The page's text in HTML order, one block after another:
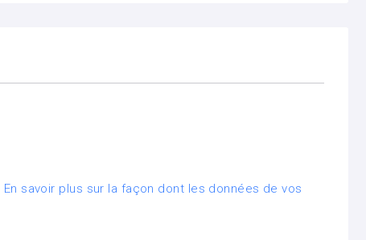
En savoir plus sur la façon dont les données de vos